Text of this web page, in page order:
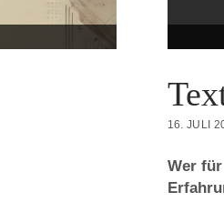
16. JULI
Wer